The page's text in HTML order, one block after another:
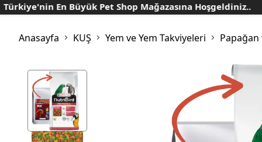
Kafes
Muhabbet
Papağan
Taşıma Kafesi
Rulolu Kafes
Kafes Aksesuarları
Yemlikler
Banyoluklar
Kafes Tülleri
Oyuncaklar
Kedi Kuru Mamalar Kedi Kumları
Taşımalar
Vitaminler
Kuru Mamalar Konserve Mamalar
Mama ve Su Kapları
Guinea Pig Yemleri
En Büyük Pet Shop Mağazasına Hoşgeldiniz..
Anasayfa KUŞ Yem ve Yem Takviyeleri Papağan